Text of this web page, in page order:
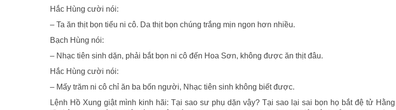
Hắc Hùng cười nói:
– Ta ăn thịt bọn tiểu ni cô. Da thịt bọn chúng trắng mịn ngon hơn nhiều.
Bạch Hùng nói:
– Nhạc tiên sinh dặn, phải bắt bọn ni cô đến Hoa Sơn, không được ăn thịt đâu.
Hắc Hùng cười nói:
– Mấy trăm ni cô chỉ ăn ba bốn người, Nhạc tiên sinh không biết được.
Lệnh Hồ Xung giật mình kinh hãi: Tại sao sư phụ dặn vậy? Tại sao lại sai bọn họ bắt đệ tử